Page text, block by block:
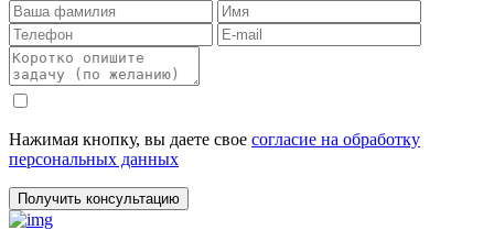
Нажимая кнопку, вы даете свое согласие на обработку
персональных данных
Получить консультацию